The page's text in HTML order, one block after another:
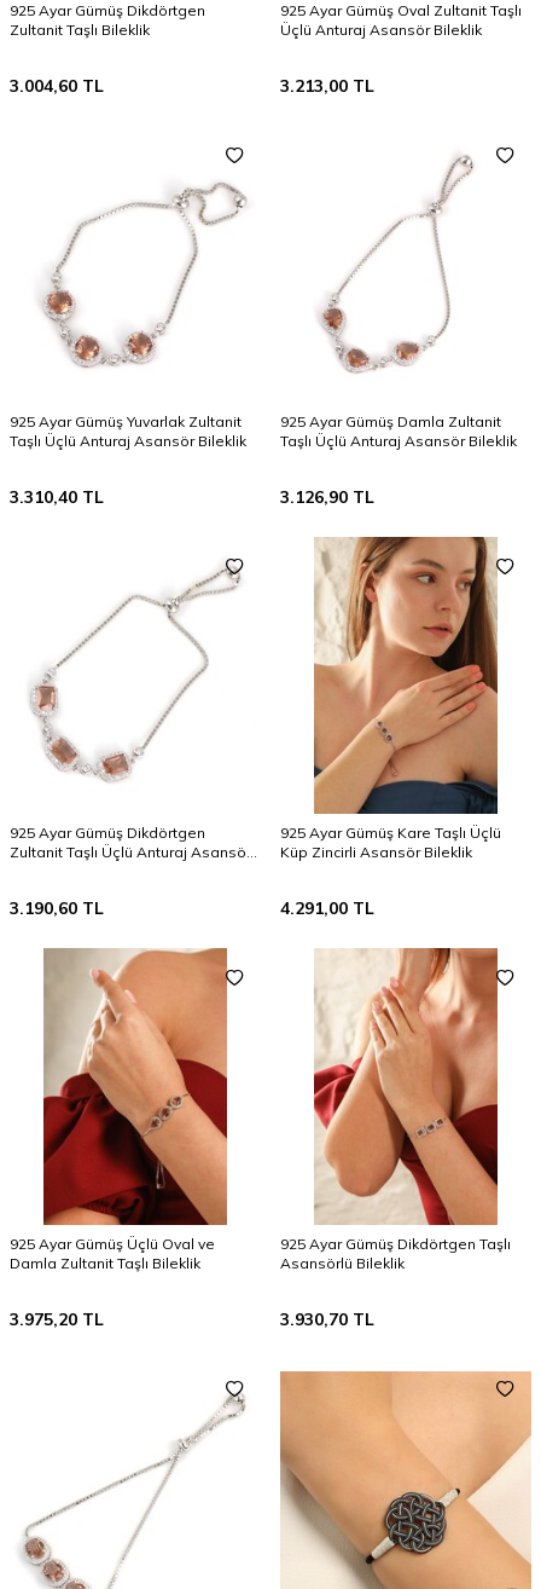
925 Ayar Gümüş Dikdörtgen
Zultanit Taşlı Bileklik
3.004,60 TL
925 Ayar Gümüş Oval Zultanit Taşlı
Üçlü Anturaj Asansör Bileklik
3.213,00 TL
925 Ayar Gümüş Yuvarlak Zultanit
Taşlı Üçlü Anturaj Asansör Bileklik
3.310,40 TL
925 Ayar Gümüş Damla Zultanit
Taşlı Üçlü Anturaj Asansör Bileklik
3.126,90 TL
925 Ayar Gümüş Dikdörtgen
Zultanit Taşlı Üçlü Anturaj Asansör
3.190,60 TL
925 Ayar Gümüş Kare Taşlı Üçlü
Küp Zincirli Asansör Bileklik
4.291,00 TL
925 Ayar Gümüş Üçlü Oval ve
Damla Zultanit Taşlı Bileklik
3.975,20 TL
925 Ayar Gümüş Dikdörtgen Taşlı
Asansörlü Bileklik
3.930,70 TL